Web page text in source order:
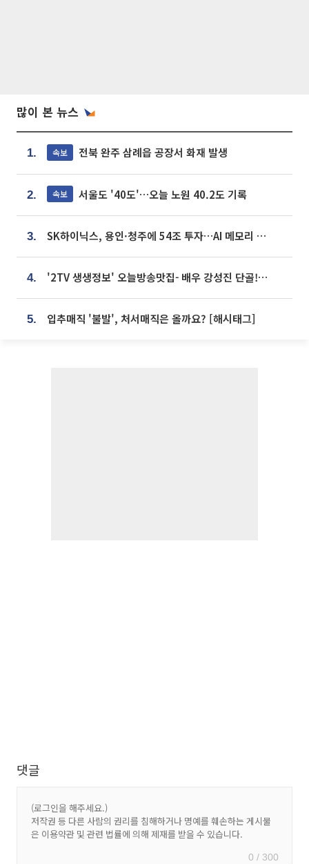
많이 본 뉴스
1. 속보 전북 완주 삼례읍 공장서 화재 발생
2. 속보 서울도 '40도'…오늘 노원 40.2도 기록
3. SK하이닉스, 용인·청주에 54조 투자…AI 메모리 생산기지 키운다
4. '2TV 생생정보' 오늘방송맛집- 배우 강성진 단골! 쌀국수ㆍ푸팟퐁 커리 맛집 '블○○○'
5. 입추매직 '불발', 처서매직은 올까요? [해시태그]
댓글
0 / 300